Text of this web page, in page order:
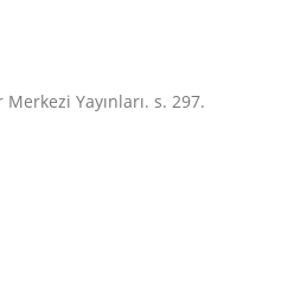
Yayınları. s. 297.